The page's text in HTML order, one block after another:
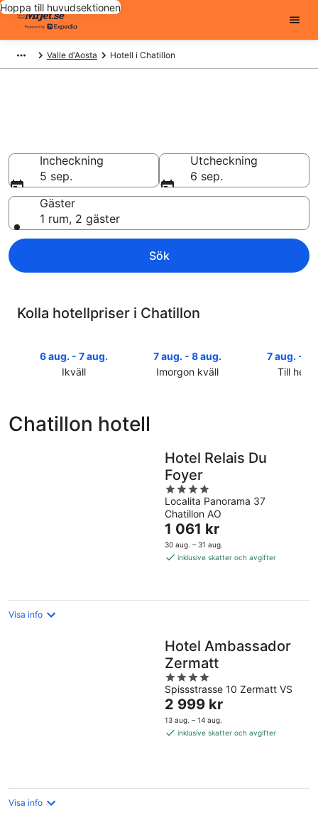
Hoppa till huvudsektionen
Valle d'Aosta Hotell i Chatillon
Incheckning
5 sep.
Utcheckning
6 sep.
Gäster
1 rum, 2 gäster
Sök
Kolla hotellpriser i Chatillon
6 aug. - 7 aug.
Ikväll
Chatillon
7 aug. - 8 aug.
Imorgon kväll
i
Chatillon
imorgon
natt,
aug.
aug.
7 aug. - 9
Till
helgen,
-
Chatillon hotell
Hotel Relais Du
Foyer
4
out
of
5
Localita Panorama 37
Chatillon AO
Priset
är
1 061 kr
1 061 kr
30 aug. – 31 aug.
inklusive skatter och avgifter
Visa info
Hotel Ambassador
Zermatt
4
out
of
5
Spissstrasse 10 Zermatt VS
Priset
är
2 999 kr
2 999 kr
13 aug. – 14 aug.
inklusive skatter och avgifter
Visa info